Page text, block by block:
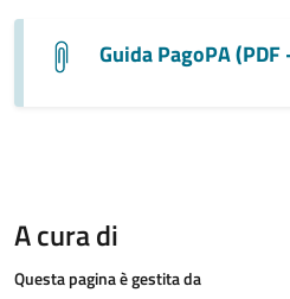
Guida PagoPA
A cura di
Questa pagina è gestita da